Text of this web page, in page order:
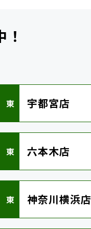
東 宇都宮店
東 六本木店
東 神奈川横浜店